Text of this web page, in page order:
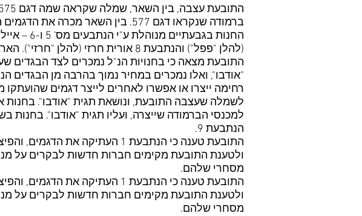
ברמודה שנקראו דגם 577. בין השאר מכרה את הדגמים הנ"ל לשתי חנויות בשם "אופנת גריפין", האחת בגבעתיים והאחרת באזור.
(להלן "פפל") והנתבעת 8 אורית חרזי (להלן "חרזי"). הארבעה הם קרובי משפחה.
התובעת מצאה כי בחנויות הנ"ל נמכרים לצד הבגדים
רחימה ייצרו או אפשרו לאחרים לייצר דגמים
למכנסי הברמודה שייצרה, ועליו תגית "אודבו".
הנתבעת 9.
ולטענת התובעת מקימים חברות חדשות לבקרים על
מסחרי שלהם.
ולטענת התובעת מקימים חברות חדשות לבקרים על
מסחרי שלהם.